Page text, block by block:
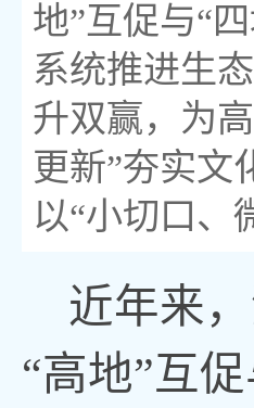
地”互促与“
系统推进生
升双赢，为
更新”夯实文
以“小切口、
近年来
“高地”互